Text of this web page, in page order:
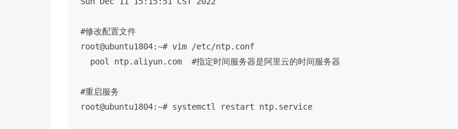
#修改配置文件
root@ubuntu1804:~# vim /etc/ntp.conf
  pool ntp.aliyun.com
#指定时间服务器是阿里云的时间服务器
#重启服务
root@ubuntu1804:~# systemctl restart ntp.service